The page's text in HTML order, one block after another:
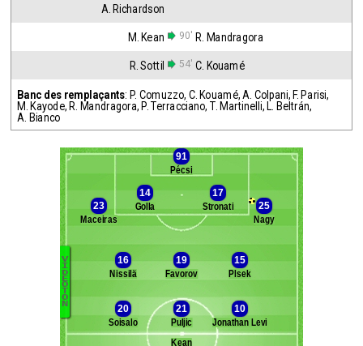
A. Richardson
M. Kean 90' R. Mandragora
R. Sottil 54' C. Kouamé
Banc des remplaçants: P. Comuzzo, C. Kouamé, A. Colpani, F. Parisi,
M. Kayode, R. Mandragora, P. Terracciano, T. Martinelli, L. Beltrán,
A. Bianco